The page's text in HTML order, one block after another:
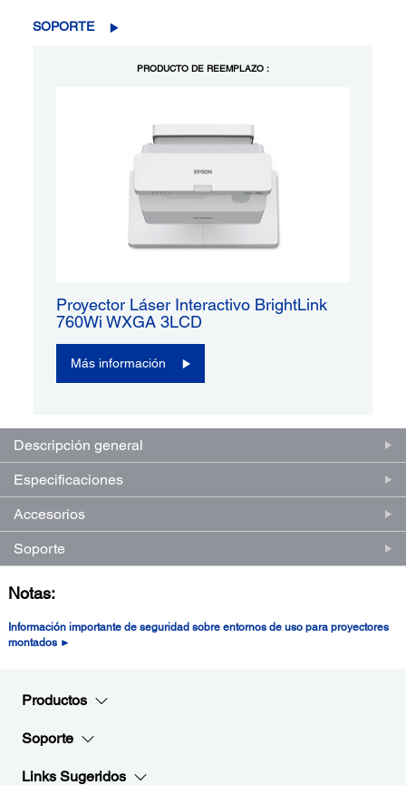
SOPORTE
PRODUCTO DE REEMPLAZO :
Proyector Láser Interactivo BrightLink
760Wi WXGA 3LCD
Más información
Descripción general
Especificaciones
Accesorios
Soporte
Notas:
Información importante de seguridad sobre entornos de uso para proyectores
montados ►
Productos
Soporte
Links Sugeridos